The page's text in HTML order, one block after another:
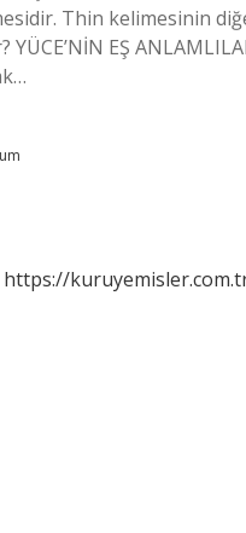
Thin kelimesinin
YÜCE’NİN EŞ
https://